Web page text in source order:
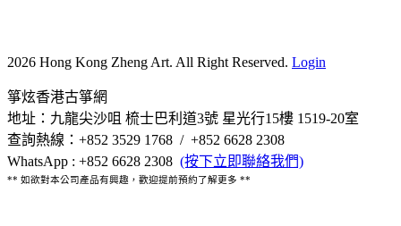
2026 Hong Kong Zheng Art. All Right Reserved. Login
箏炫香港古箏網
地址：九龍尖沙咀 梳士巴利道3號 星光行15樓 1519-20室
查詢熱線：+852 3529 1768 / +852 6628 2308
WhatsApp : +852 6628 2308 (按下立即聯絡我們)
** 如欲對本公司產品有興趣，歡迎提前預約了解更多 **